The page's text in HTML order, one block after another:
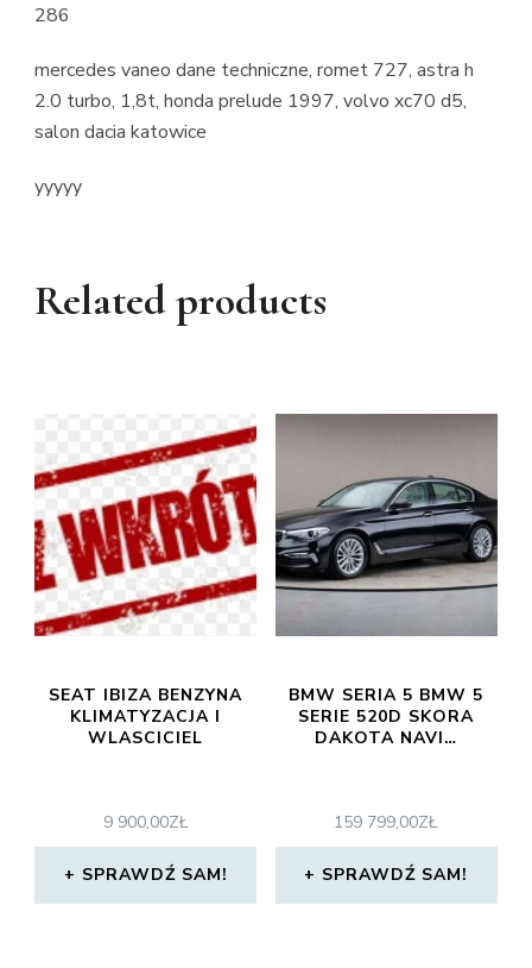
286
mercedes vaneo dane techniczne, romet 727, astra h
2.0 turbo, 1,8t, honda prelude 1997, volvo xc70 d5,
salon dacia katowice
yyyyy
Related products
SEAT IBIZA BENZYNA
KLIMATYZACJA I
WLASCICIEL
9 900,00ZŁ
SPRAWDŹ SAM!
BMW SERIA 5 BMW 5
SERIE 520D SKORA
DAKOTA NAVI…
159 799,00ZŁ
SPRAWDŹ SAM!